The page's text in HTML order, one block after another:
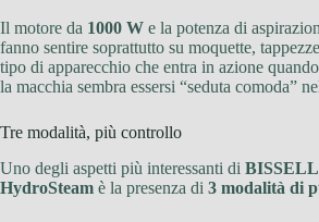
Il motore da 1000 W e la potenza di
fanno sentire soprattutto su moquette,
tipo di apparecchio che entra in azione
la macchia sembra essersi “seduta comoda”
Tre modalità, più controllo
Uno degli aspetti più interessanti di BISSELL
HydroSteam è la presenza di 3 modalità di